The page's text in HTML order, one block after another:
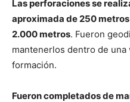
Las perforaciones se
aproximada de 250
2.000 metros. Fueron
mantenerlos dentro de una
formación.
Fueron completados de